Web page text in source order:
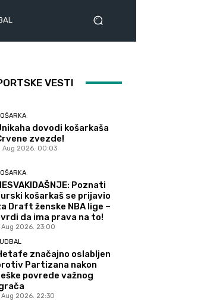
VESTI
dovodi košarkaša
zvezde!
Aug 2026. 00:03
Poznati
košarkaš se prijavio
Draft ženske NBA lige –
da ima prava na to!
Aug 2026. 23:00
značajno oslabljen
Partizana nakon
povrede važnog
Aug 2026. 22:30